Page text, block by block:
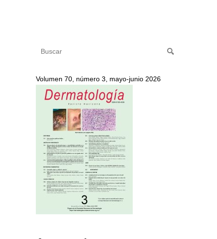
Volumen 70, número 3, mayo-junio 2026